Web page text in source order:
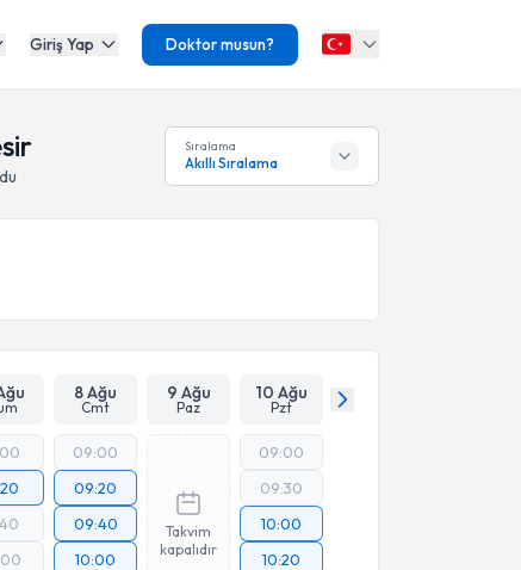
Giriş Yap Doktor musun?
Sıralama
Akıllı Sıralama
8 Ağu
Cmt
9 Ağu
Paz
10 Ağu
Pzt
09:00
09:20
09:40
10:00
Takvim
kapalıdır
09:00
09:30
10:00
10:20